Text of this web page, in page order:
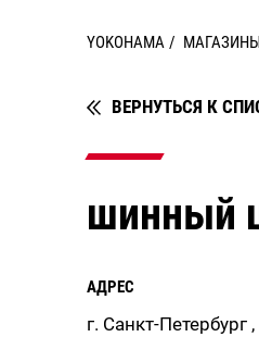
YOKOHAMA
ВЕРНУТЬСЯ К
шинный
АДРЕС
г. Санкт-Петербург